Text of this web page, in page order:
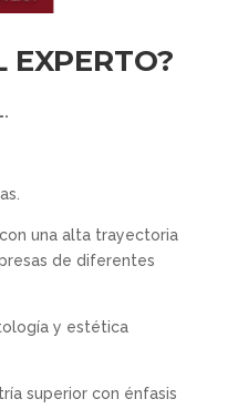
EXPERTO?
una alta trayectoria
de diferentes
y estética
superior con énfasis